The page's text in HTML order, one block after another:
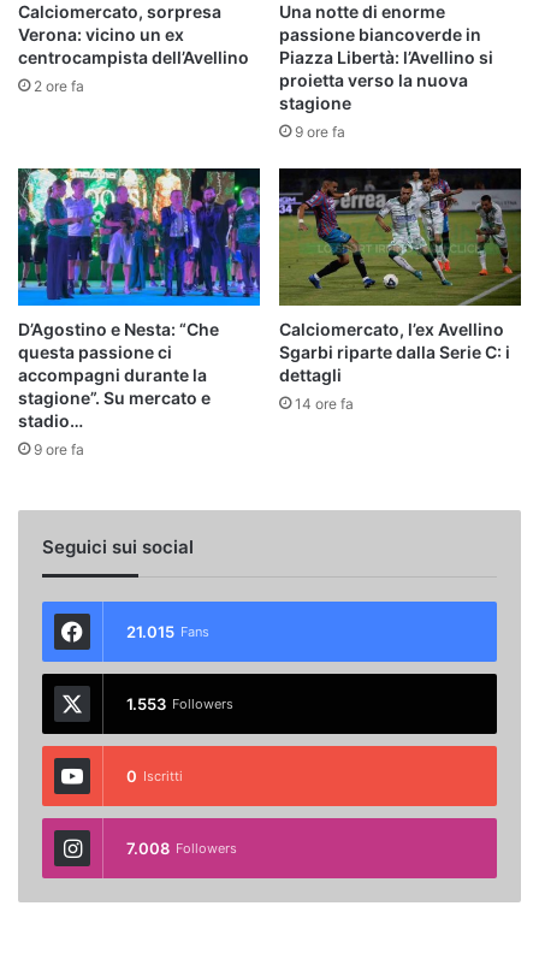
Calciomercato, sorpresa
Verona: vicino un ex
centrocampista dell’Avellino
2 ore fa
Una notte di enorme
passione biancoverde in
Piazza Libertà: l’Avellino si
proietta verso la nuova
stagione
9 ore fa
D’Agostino e Nesta: “Che
questa passione ci
accompagni durante la
stagione”. Su mercato e
stadio…
9 ore fa
Calciomercato, l’ex Avellino
Sgarbi riparte dalla Serie C: i
dettagli
14 ore fa
Seguici sui social
21.015 Fans
1.553 Followers
0 Iscritti
7.008 Followers